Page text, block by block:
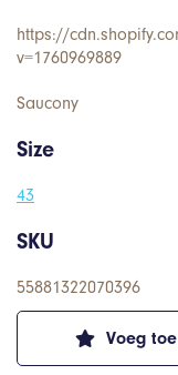
Voeg
https://
v=1760969889
Saucony
Size
43
SKU
55881322070396